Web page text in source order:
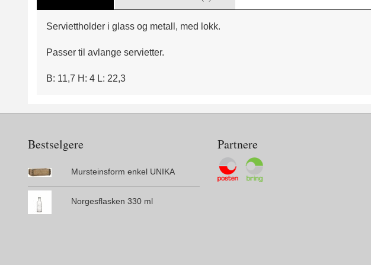
Serviettholder i glass og metall, med lokk.
Passer til avlange servietter.
B: 11,7 H: 4 L: 22,3
Bestselgere
Mursteinsform enkel UNIKA
Norgesflasken 330 ml
Partnere